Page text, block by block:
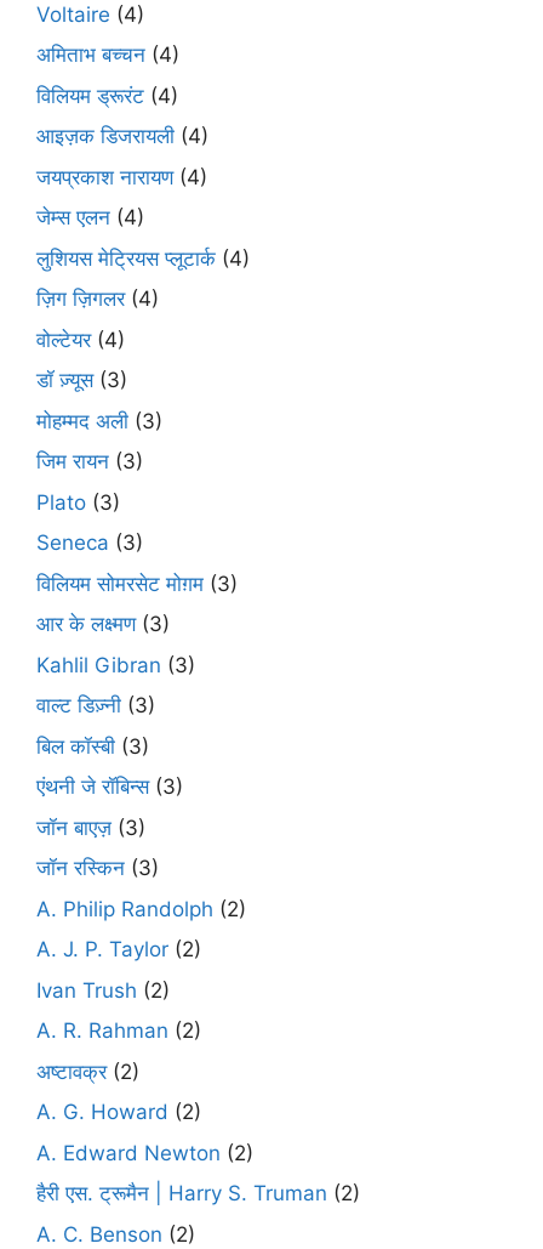
Voltaire (4)
अमिताभ बच्चन (4)
विलियम ड्रूरंट (4)
आइज़क डिजरायली (4)
जयप्रकाश नारायण(4)
जेम्स एलन (4)
लुशियस मेट्रियस प्लूटार्क (4)
ज़िग ज़िगलर(4)
वोल्टेयर(4)
डॉ ज़्यूस(3)
मोहम्मद अली (3)
जिम रायन (3)
Plato (3)
Seneca (3)
विलियम सोमरसेट मोग़म (3)
आर के लक्ष्मण(3)
Kahlil Gibran (3)
वाल्ट डिज़्नी (3)
बिल कॉस्बी (3)
एंथनी जे रॉबिन्स(3)
जॉन बाएज़ (3)
जॉन रस्किन (3)
A. Philip Randolph (2)
A. J. P. Taylor (2)
Ivan Trush (2)
A. R. Rahman (2)
अष्टावक्र(2)
A. G. Howard (2)
A. Edward Newton (2)
हैरी एस. ट्रूमैन | Harry S. Truman (2)
A. C. Benson (2)